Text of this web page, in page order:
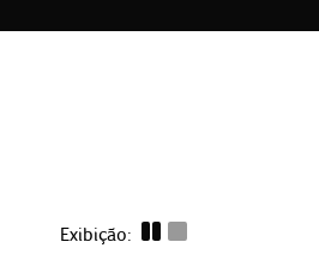
notebook gamer acer nitro v15